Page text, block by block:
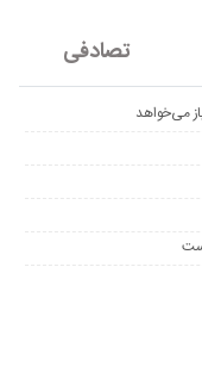
تصادفی
می‌خواهد